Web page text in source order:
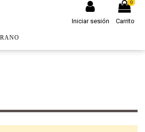
Iniciar sesión
0
Carrito